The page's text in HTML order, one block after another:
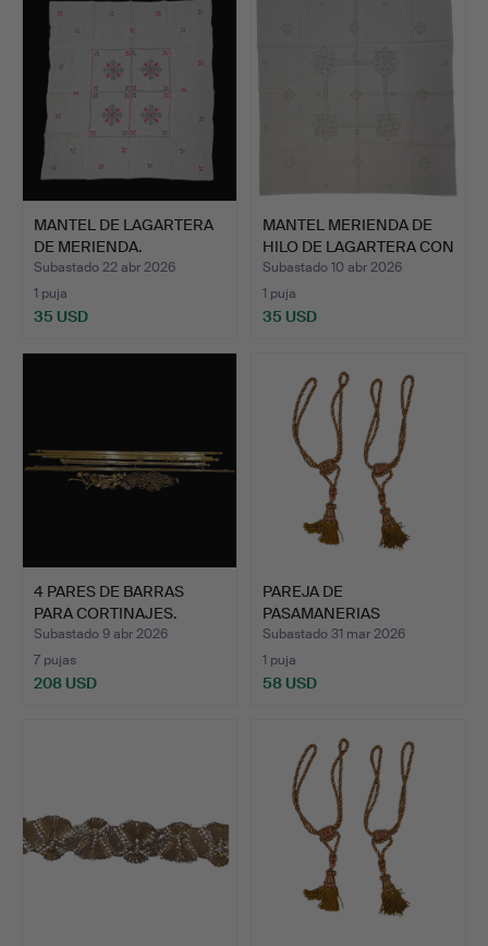
MANTEL DE LAGARTERA
DE MERIENDA.
Subastado 22 abr 2026
1 puja
35 USD
MANTEL MERIENDA DE
HILO DE LAGARTERA CON
C…
Subastado 10 abr 2026
1 puja
35 USD
4 PARES DE BARRAS
PARA CORTINAJES.
ESTILO …
Subastado 9 abr 2026
7 pujas
208 USD
PAREJA DE
PASAMANERIAS
ISABELINAS PARA COR…
Subastado 31 mar 2026
1 puja
58 USD